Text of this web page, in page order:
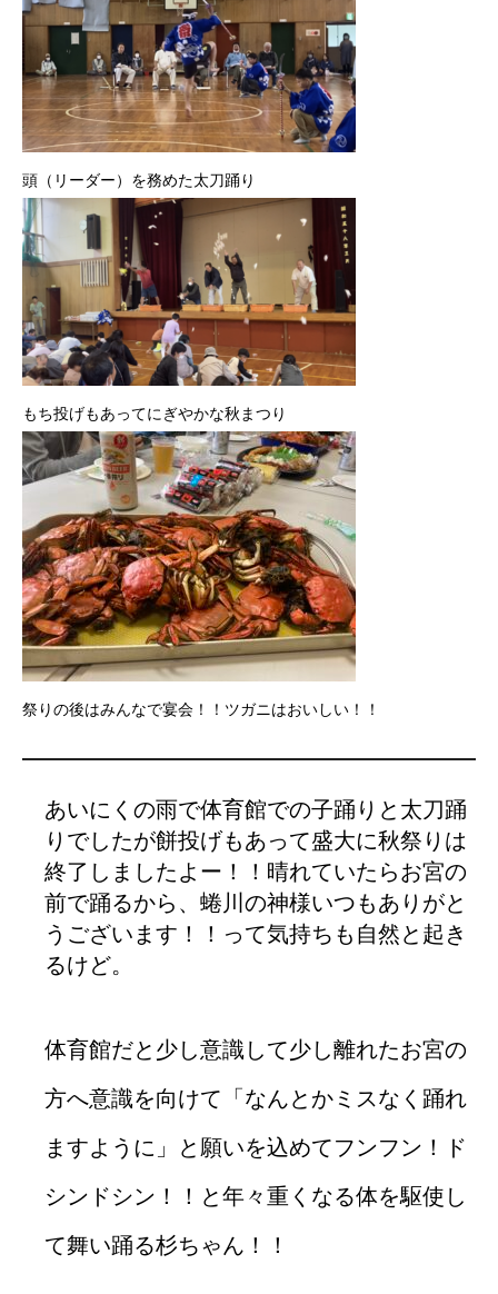
頭（リーダー）を務めた太刀踊り
もち投げもあってにぎやかな秋まつり
祭りの後はみんなで宴会！！ツガニはおいしい！！
あいにくの雨で体育館での子踊りと太刀踊
りでしたが餅投げもあって盛大に秋祭りは
終了しましたよー！！晴れていたらお宮の
前で踊るから、蜷川の神様いつもありがと
うございます！！って気持ちも自然と起き
るけど。
体育館だと少し意識して少し離れたお宮の
方へ意識を向けて「なんとかミスなく踊れ
ますように」と願いを込めてフンフン！ド
シンドシン！！と年々重くなる体を駆使し
て舞い踊る杉ちゃん！！